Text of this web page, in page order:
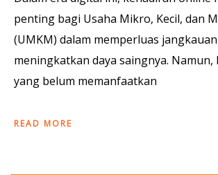
penting bagi Usaha Mikro, Kecil, dan
(UMKM) dalam memperluas
meningkatkan daya saingnya. Namun,
yang belum memanfaatkan
READ MORE